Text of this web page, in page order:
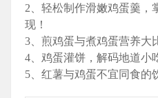
2、轻松制作滑嫩鸡蛋羹，
现！
3、煎鸡蛋与煮鸡蛋营养大
4、鸡蛋灌饼，解码地道小
5、红薯与鸡蛋不宜同食的